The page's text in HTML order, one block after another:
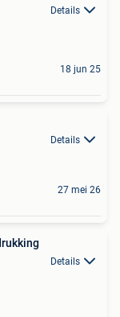
Details
18 jun 25
Details
27 mei 26
Details